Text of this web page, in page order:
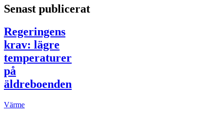
Senast publicerat
Regeringens
krav: lägre
temperaturer
på
äldreboenden
Värme